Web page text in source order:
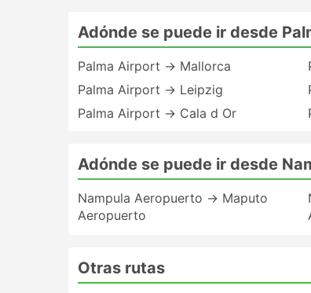
Adónde se puede ir desde
Palma Airport → Mallorca
Palma Airport → Leipzig
Palma Airport → Cala d Or
Adónde se puede ir desde
Nampula Aeropuerto → Maputo
Aeropuerto
Otras rutas